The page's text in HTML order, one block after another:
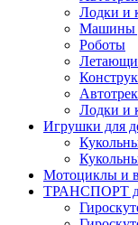
Лодки и
Машины
Роботы
Лодки и
Игрушки для
Мотоциклы и
ТРАНСПОРТ